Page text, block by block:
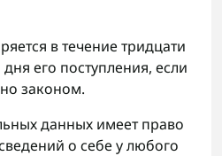
в течение тридцати
его поступления, если
законом.
данных имеет право
о себе у любого